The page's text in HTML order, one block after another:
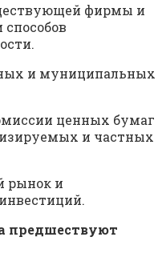
фирмы и
и муниципальных
ценных бумаг
и частных
рынок и
предшествуют